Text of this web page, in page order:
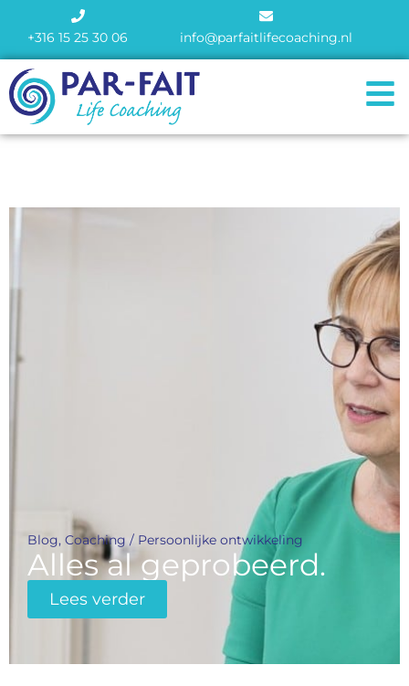
+316 15 25 30 06 info@parfaitlifecoaching.nl
Blog, Coaching / Persoonlijke ontwikkeling
Alles al geprobeerd.
Lees verder